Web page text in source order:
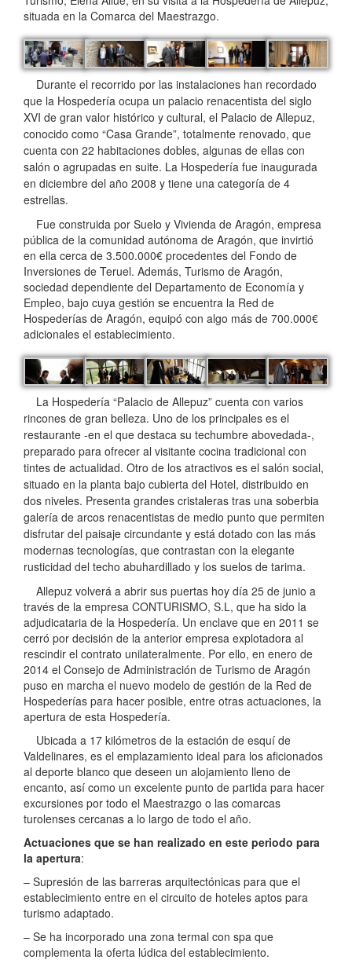
situada en la Comarca del Maestrazgo.
Durante el recorrido por las instalaciones han recordado
que la Hospedería ocupa un palacio renacentista del siglo
XVI de gran valor histórico y cultural, el Palacio de Allepuz,
conocido como “Casa Grande”, totalmente renovado, que
cuenta con 22 habitaciones dobles, algunas de ellas con
salón o agrupadas en suite. La Hospedería fue inaugurada
en diciembre del año 2008 y tiene una categoría de 4
estrellas.
Fue construida por Suelo y Vivienda de Aragón, empresa
pública de la comunidad autónoma de Aragón, que invirtió
en ella cerca de 3.500.000€ procedentes del Fondo de
Inversiones de Teruel. Además, Turismo de Aragón,
sociedad dependiente del Departamento de Economía y
Empleo, bajo cuya gestión se encuentra la Red de
Hospederías de Aragón, equipó con algo más de 700.000€
adicionales el establecimiento.
La Hospedería “Palacio de Allepuz” cuenta con varios
rincones de gran belleza. Uno de los principales es el
restaurante -en el que destaca su techumbre abovedada-,
preparado para ofrecer al visitante cocina tradicional con
tintes de actualidad. Otro de los atractivos es el salón social,
situado en la planta bajo cubierta del Hotel, distribuido en
dos niveles. Presenta grandes cristaleras tras una soberbia
galería de arcos renacentistas de medio punto que permiten
disfrutar del paisaje circundante y está dotado con las más
modernas tecnologías, que contrastan con la elegante
rusticidad del techo abuhardillado y los suelos de tarima.
Allepuz volverá a abrir sus puertas hoy día 25 de junio a
través de la empresa CONTURISMO, S.L, que ha sido la
adjudicataria de la Hospedería. Un enclave que en 2011 se
cerró por decisión de la anterior empresa explotadora al
rescindir el contrato unilateralmente. Por ello, en enero de
2014 el Consejo de Administración de Turismo de Aragón
puso en marcha el nuevo modelo de gestión de la Red de
Hospederías para hacer posible, entre otras actuaciones, la
apertura de esta Hospedería.
Ubicada a 17 kilómetros de la estación de esquí de
Valdelinares, es el emplazamiento ideal para los aficionados
al deporte blanco que deseen un alojamiento lleno de
encanto, así como un excelente punto de partida para hacer
excursiones por todo el Maestrazgo o las comarcas
turolenses cercanas a lo largo de todo el año.
Actuaciones que se han realizado en este periodo para
la apertura:
– Supresión de las barreras arquitectónicas para que el
establecimiento entre en el circuito de hoteles aptos para
turismo adaptado.
– Se ha incorporado una zona termal con spa que
complementa la oferta lúdica del establecimiento.